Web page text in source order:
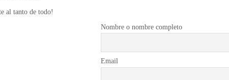
al tanto de todo!
Nombre o nombre completo
Email